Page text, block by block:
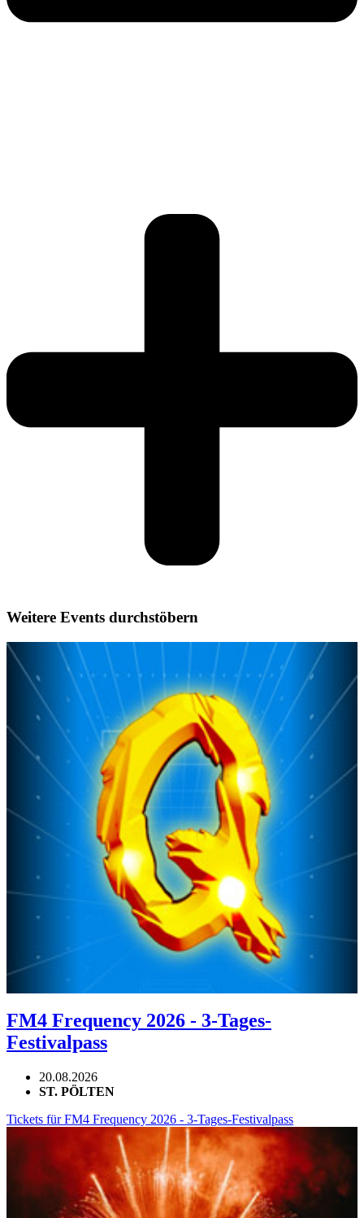
Weitere Events durchstöbern
FM4 Frequency 2026 - 3-Tages-
Festivalpass
20.08.2026
ST. PÖLTEN
Tickets für FM4 Frequency 2026 - 3-Tages-Festivalpass